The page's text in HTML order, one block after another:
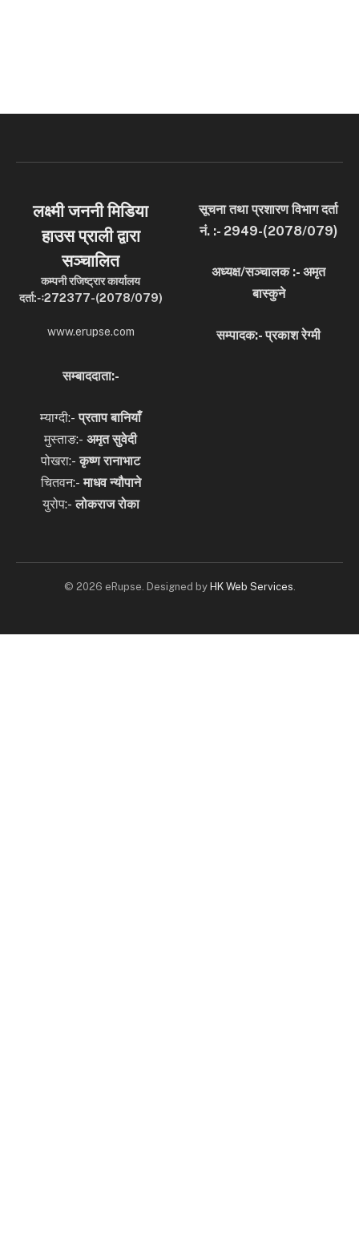
लक्ष्मी जननी मिडिया
हाउस प्राली द्वारा
सञ्चालित
कम्पनी रजिष्ट्रार कार्यालय
दर्ता:-ः272377-(2078/079)
www.erupse.com
सूचना तथा प्रशारण विभाग दर्ता
नं. :- 2949-(2078/079)
अध्यक्ष/सञ्चालक :- अमृत
बास्कुने
सम्पादक:- प्रकाश रेग्मी
सम्बाददाता:-
म्याग्दी:-प्रताप बानियाँ
मुस्ताङ:- अमृत सुवेदी
पोखरा:-कृष्ण रानाभाट
चितवन:-माधव न्यौपाने
युरोप:-लोकराज रोका
© 2026 eRupse. Designed by HK Web Services.